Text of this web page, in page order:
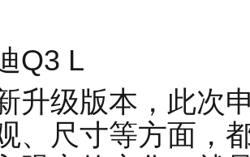
Q3 L
升级版本，此次
、尺寸等方面，